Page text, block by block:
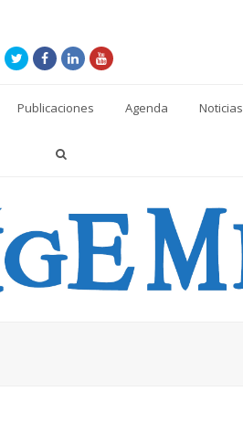
TwitterFacebook
LinkedInYoutube
Publicaciones Agenda Noticias